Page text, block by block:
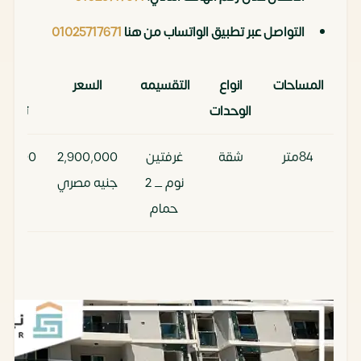
التواصل عبر تطبيق الواتساب من هنا01025717671
المساحات
انواع
الوحدات
التقسيمه السعر
84متر شقة
غرفتين
نوم _ 2
حمام
2,900,000
جنيه مصري
حمام
105متر شقة
غرفتين
3,600,000